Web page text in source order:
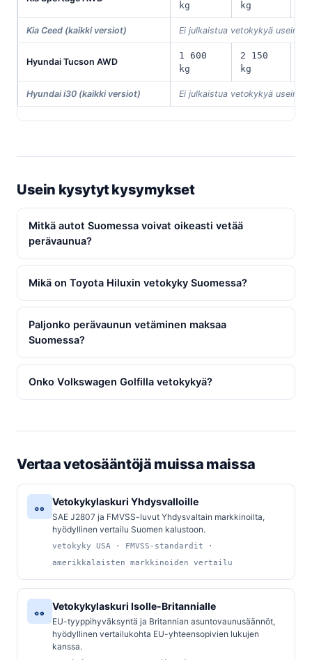
kg kg
Kia Ceed (kaikki versiot) Ei julkaistua vetokykyä
Hyundai Tucson AWD
1 600
kg
2 150
kg
Hyundai i30 (kaikki versiot) Ei julkaistua vetokykyä
Usein kysytyt kysymykset
Mitkä autot Suomessa voivat oikeasti vetää
perävaunua?
Mikä on Toyota Hiluxin vetokyky Suomessa?
Paljonko perävaunun vetäminen maksaa
Suomessa?
Onko Volkswagen Golfilla vetokykyä?
Vertaa vetosääntöjä muissa maissa
Vetokykylaskuri Yhdysvalloille
SAE J2807 ja FMVSS-luvut Yhdysvaltain markkinoilta,
hyödyllinen vertailu Suomen kalustoon.
vetokyky USA · FMVSS-standardit ·
amerikkalaisten markkinoiden vertailu
Vetokykylaskuri Isolle-Britannialle
EU-tyyppihyväksyntä ja Britannian asuntovaunusäännöt,
hyödyllinen vertailukohta EU-yhteensopivien lukujen
kanssa.